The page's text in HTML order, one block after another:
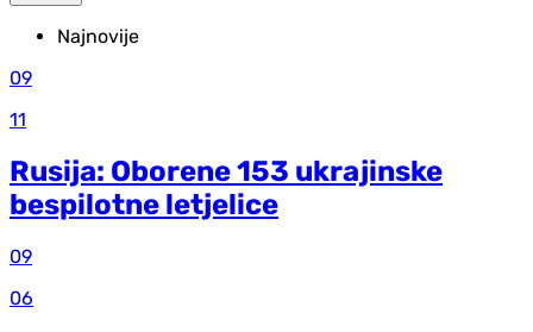
Najnovije
09
11
Rusija: Oborene 153 ukrajinske
bespilotne letjelice
09
06